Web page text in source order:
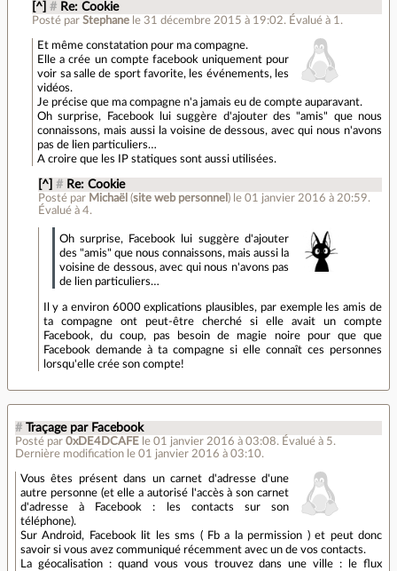
[^] # Re: Cookie
Posté parStephane le 31 décembre 2015 à 19:02. Évalué à 1 .
Et même constatation pour ma compagne.
Elle a crée un compte facebook uniquement pour
voir sa salle de sport favorite, les événements, les
vidéos.
Je précise que ma compagne n'a jamais eu de compte auparavant.
Oh surprise, Facebook lui suggère d'ajouter des "amis" que nous
connaissons, mais aussi la voisine de dessous, avec qui nous n'avons
pas de lien particuliers…
A croire que les IP statiques sont aussi utilisées.
[^] # Re: Cookie
Posté par Michaël (site web personnel ) le 01 janvier 2016 à 20:59.
Évalué à 4.
Oh surprise, Facebook lui suggère d'ajouter
des "amis" que nous connaissons, mais aussi la
voisine de dessous, avec qui nous n'avons pas
de lien particuliers…
Il y a environ 6000 explications plausibles, par exemple les amis de
ta compagne ont peut-être cherché si elle avait un compte
Facebook, du coup, pas besoin de magie noire pour que que
Facebook demande à ta compagne si elle connaît ces personnes
lorsqu'elle crée son compte!
# Traçage par Facebook
Posté par 0xDE4DCAFE le 01 janvier 2016 à 03:08. Évalué à 5.
Dernière modification le 01 janvier 2016 à 03:10.
Vous êtes présent dans un carnet d'adresse d'une
autre personne (et elle a autorisé l'accès à son carnet
d'adresse à Facebook : les contacts sur son
téléphone).
Sur Android, Facebook lit les sms ( Fb a la permission ) et peut donc
savoir si vous avez communiqué récemment avec un de vos contacts.
La géocalisation : quand vous vous trouvez dans une ville : le flux